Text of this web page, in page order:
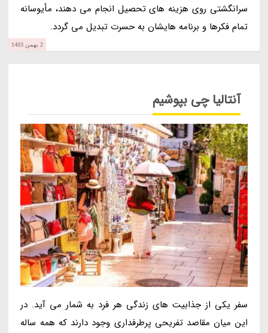
سرانگشتی روی هزینه های تحصیل انجام می دهند، مأیوسانه
تمام فکرها و برنامه هایشان به حسرت تبدیل می گردد.
2 بهمن 1403
آنتالیا چی بپوشیم
سفر یکی از جذابیت های زندگی هر فرد به شمار می آید. در
این میان مقاصد تفریحی پرطرفداری وجود دارند که همه ساله